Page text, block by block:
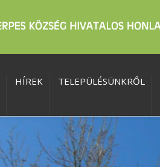
HÍREK TELEPÜLÉSÜNKRŐL